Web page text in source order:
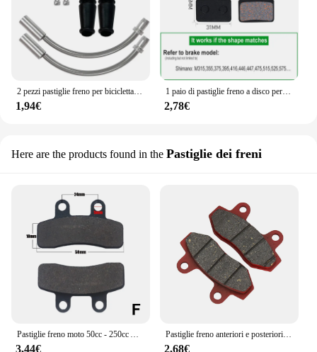
2 pezzi pastiglie freno per bicicletta ciclismo bici V pastiglie porta freno blocchi per scarpe freno per cerchione in gomma MTB pastiglie freno per bici Mute da strada
1,94€
1 paio di pastiglie freno a disco per bicicletta pastiglie freno a disco idrauliche semi-metalliche per SHIMANO SRAM AVID HAYES Magura Formula e Scooter
2,78€
Here are the products found in the Pastiglie dei freni
Pastiglie freno moto 50cc - 250cc ATV Quad Go Kart pastiglie freno anteriori posteriori idrauliche per Scooter Dirt Pit Bike più cinesi
3,44€
Pastiglie freno anteriori e posteriori per HYOSUNG GT125 RX125 RT125 GV125 GT250R GV250 RX400 GT650 GT650R GT650S pastiglie freno moto
2,68€